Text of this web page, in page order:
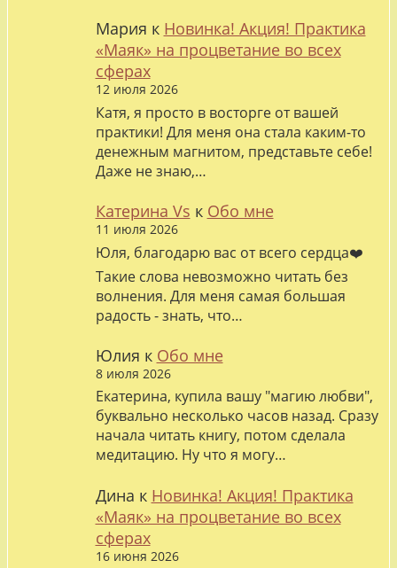
Мария к Новинка! Акция! Практика
«Маяк» на процветание во всех
сферах
12 июля 2026
Катя, я просто в восторге от вашей
практики! Для меня она стала каким-то
денежным магнитом, представьте себе!
Даже не знаю,…
Катерина Vs к Обо мне
11 июля 2026
Юля, благодарю вас от всего сердца❤️
Такие слова невозможно читать без
волнения. Для меня самая большая
радость - знать, что…
Юлия к Обо мне
8 июля 2026
Екатерина, купила вашу "магию любви",
буквально несколько часов назад. Сразу
начала читать книгу, потом сделала
медитацию. Ну что я могу…
Дина к Новинка! Акция! Практика
«Маяк» на процветание во всех
сферах
16 июня 2026